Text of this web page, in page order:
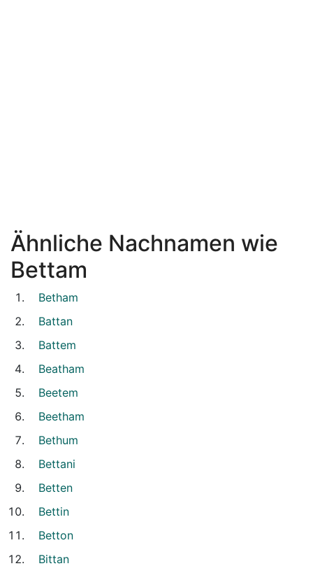
Ähnliche Nachnamen wie
Bettam
Betham
Battan
Battem
Beatham
Beetem
Beetham
Bethum
Bettani
Betten
Bettin
Betton
Bittan